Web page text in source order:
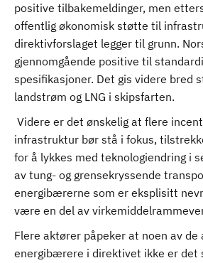
positive tilbakemeldinger, men
offentlig økonomisk støtte til
direktivforslaget legger til grunn.
gjennomgående positive til
spesifikasjoner. Det gis videre bred
landstrøm og LNG i skipsfarten.
Videre er det ønskelig at flere
infrastruktur bør stå i fokus,
for å lykkes med teknologiendring i
av tung- og grensekryssende
energibærerne som er eksplisitt
være en del av
Flere aktører påpeker at noen av
energibærere i direktivet ikke er det